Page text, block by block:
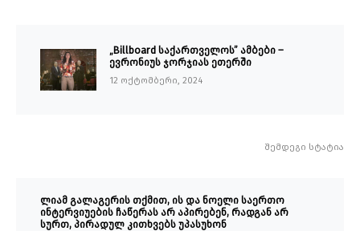
„Billboard საქართველოს” ამბები –
ევრონიუს ჯორჯიას ეთერში
12 ოქტომბერი, 2024
შემდეგი სტატია
ლიამ გალაგერის თქმით, ის და ნოელი საერთო
ინტერვიუების ჩაწერას არ აპირებენ, რადგან არ
სურთ, პირადულ კითხვებს უპასუხონ